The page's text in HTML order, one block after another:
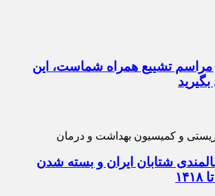
مراسم تشییع همراه شماست، این
و کمیسیون بهداشت و درمان
شتابان ایران و بسته شدن